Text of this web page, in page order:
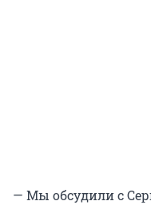
— Мы обсудили с